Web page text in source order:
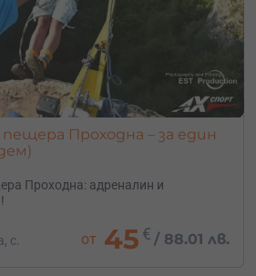
Проходна – за един
Проходна: адреналин и
с.
от 45 € / 88.01 лв.